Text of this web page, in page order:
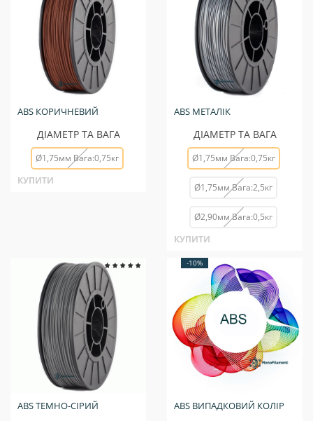
ABS КОРИЧНЕВИЙ
ДІАМЕТР ТА ВАГА
Ø1,75мм Вага:0,75кг
КУПИТИ
ABS МЕТАЛІК
ДІАМЕТР ТА ВАГА
Ø1,75мм Вага:0,75кг
Ø1,75мм Вага:2,5кг
Ø2,90мм Вага:0,5кг
КУПИТИ
ABS ТЕМНО-СІРИЙ
-10%
ABS ВИПАДКОВИЙ КОЛІР